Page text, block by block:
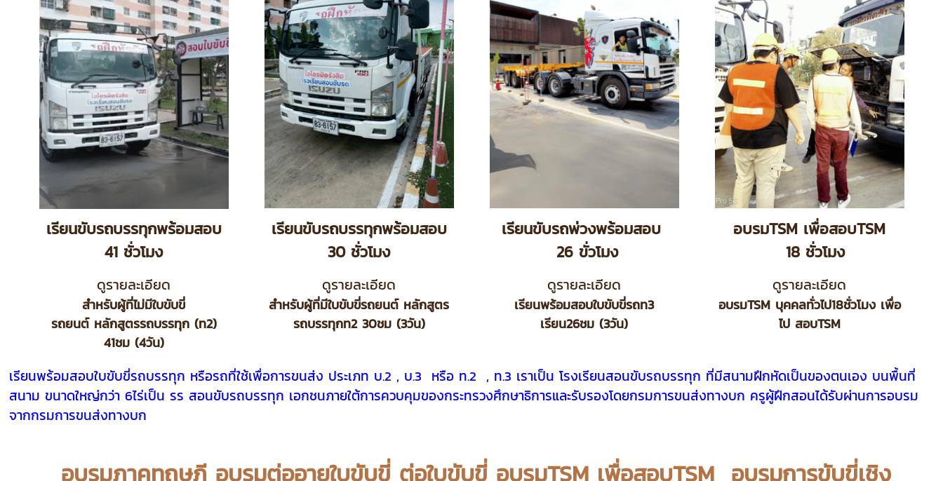
เรียนขับรถบรรทุกพร้อมสอบ
41 ชั่วโมง
ดูรายละเอียด
สำหรับผู้ที่ไม่มีใบขับขี่
รถยนต์ หลักสูตรรถบรรทุก (ท2)
41ชม (4วัน)
เรียนขับรถบรรทุกพร้อมสอบ
30 ชั่วโมง
ดูรายละเอียด
สำหรับผู้ที่มีใบขับขี่รถยนต์ หลักสูตร
รถบรรทุกท2 30ชม (3วัน)
เรียนขับรถพ่วงพร้อมสอบ
26 ขั่วโมง
ดูรายละเอียด
เรียนพร้อมสอบใบขับขี่รถท3
เรียน26ชม (3วัน)
อบรมTSM เพื่อสอบTSM
18 ชั่วโมง
ดูรายละเอียด
อบรมTSM บุคคลทั่วไป18ชั่วโมง เพื่อ
ไป สอบTSM
เรียนพร้อมสอบใบขับขี่รถบรรทุก หรือรถที่ใช้เพื่อการขนส่ง ประเภท บ.2 , บ.3 หรือ ท.2 , ท.3 เราเป็น โรงเรียนสอนขับรถบรรทุก ที่มีสนามฝึกหัดเป็นของตนเอง บนพื้นที่
สนาม ขนาดใหญ่กว่า 6ไร่เป็น รร สอนขับรถบรรทุก เอกชนภายใต้การควบคุมของกระทรวงศึกษาธิการและรับรองโดยกรมการขนส่งทางบก ครูผู้ฝึกสอนได้รับผ่านการอบรม
จากกรมการขนส่งทางบก
อบรมภาคทฤษฎี อบรมต่ออายุใบขับขี่ ต่อใบขับขี่ อบรมTSM เพื่อสอบTSM อบรมการขับขี่เชิง